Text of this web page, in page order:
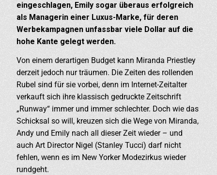
eingeschlagen, Emily sogar überaus erfolgreich
als Managerin einer Luxus-Marke, für deren
Werbekampagnen unfassbar viele Dollar auf die
hohe Kante gelegt werden.
Von einem derartigen Budget kann Miranda Priestley
derzeit jedoch nur träumen. Die Zeiten des rollenden
Rubel sind für sie vorbei, denn im Internet-Zeitalter
verkauft sich ihre klassisch gedruckte Zeitschrift
„Runway“ immer und immer schlechter. Doch wie das
Schicksal so will, kreuzen sich die Wege von Miranda,
Andy und Emily nach all dieser Zeit wieder – und
auch Art Director Nigel (Stanley Tucci) darf nicht
fehlen, wenn es im New Yorker Modezirkus wieder
rundgeht.